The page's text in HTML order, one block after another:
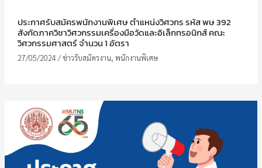
ประกาศรับสมัครพนักงานพิเศษ ตำแหน่งวิศวกร รหัส พษ 392
สังกัดภาควิชาวิศวกรรมเครื่องมือวัดและอิเล็กทรอนิกส์ คณะ
วิศวกรรมศาสตร์ จำนวน 1 อัตรา
27/05/2024 /ข่าวรับสมัครงาน, พนักงานพิเศษ